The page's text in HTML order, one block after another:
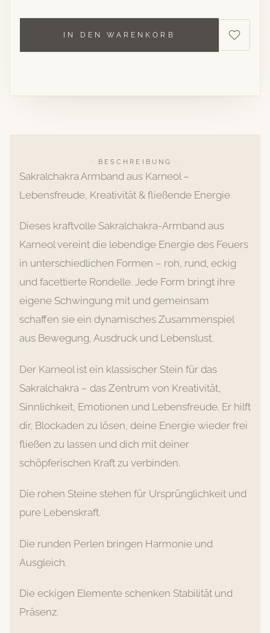
IN DEN WARENKORB
· BESCHREIBUNG ·
Sakralchakra Armband aus Karneol –
Lebensfreude, Kreativität & fließende Energie
Dieses kraftvolle Sakralchakra-Armband aus
Karneol vereint die lebendige Energie des Feuers
in unterschiedlichen Formen – roh, rund, eckig
und facettierte Rondelle. Jede Form bringt ihre
eigene Schwingung mit und gemeinsam
schaffen sie ein dynamisches Zusammenspiel
aus Bewegung, Ausdruck und Lebenslust.
Der Karneol ist ein klassischer Stein für das
Sakralchakra – das Zentrum von Kreativität,
Sinnlichkeit, Emotionen und Lebensfreude. Er hilft
dir, Blockaden zu lösen, deine Energie wieder frei
fließen zu lassen und dich mit deiner
schöpferischen Kraft zu verbinden.
Die rohen Steine stehen für Ursprünglichkeit und
pure Lebenskraft.
Die runden Perlen bringen Harmonie und
Ausgleich.
Die eckigen Elemente schenken Stabilität und
Präsenz.